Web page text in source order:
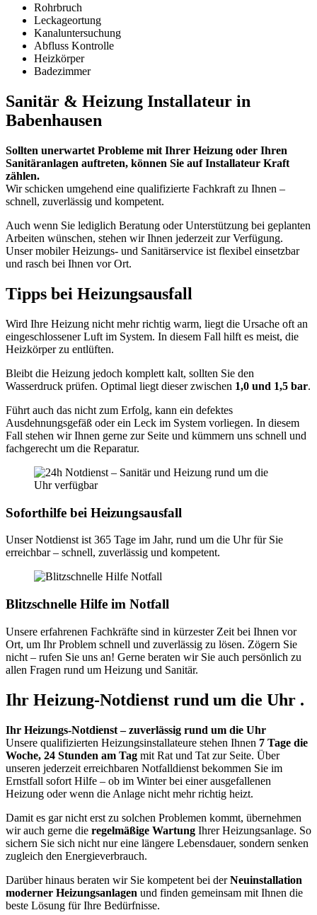
Rohrbruch
Leckageortung
Kanaluntersuchung
Abfluss Kontrolle
Heizkörper
Badezimmer
Sanitär & Heizung Installateur in
Babenhausen
Sollten unerwartet Probleme mit Ihrer Heizung oder Ihren
Sanitäranlagen auftreten, können Sie auf Installateur Kraft
zählen.
Wir schicken umgehend eine qualifizierte Fachkraft zu Ihnen –
schnell, zuverlässig und kompetent.
Auch wenn Sie lediglich Beratung oder Unterstützung bei geplanten
Arbeiten wünschen, stehen wir Ihnen jederzeit zur Verfügung.
Unser mobiler Heizungs- und Sanitärservice ist flexibel einsetzbar
und rasch bei Ihnen vor Ort.
Tipps bei Heizungsausfall
Wird Ihre Heizung nicht mehr richtig warm, liegt die Ursache oft an
eingeschlossener Luft im System. In diesem Fall hilft es meist, die
Heizkörper zu entlüften.
Bleibt die Heizung jedoch komplett kalt, sollten Sie den
Wasserdruck prüfen. Optimal liegt dieser zwischen 1,0 und 1,5 bar.
Führt auch das nicht zum Erfolg, kann ein defektes
Ausdehnungsgefäß oder ein Leck im System vorliegen. In diesem
Fall stehen wir Ihnen gerne zur Seite und kümmern uns schnell und
fachgerecht um die Reparatur.
Soforthilfe bei Heizungsausfall
Unser Notdienst ist 365 Tage im Jahr, rund um die Uhr für Sie
erreichbar – schnell, zuverlässig und kompetent.
Blitzschnelle Hilfe im Notfall
Unsere erfahrenen Fachkräfte sind in kürzester Zeit bei Ihnen vor
Ort, um Ihr Problem schnell und zuverlässig zu lösen. Zögern Sie
nicht – rufen Sie uns an! Gerne beraten wir Sie auch persönlich zu
allen Fragen rund um Heizung und Sanitär.
Ihr Heizung-Notdienst rund um die Uhr .
Ihr Heizungs-Notdienst – zuverlässig rund um die Uhr
Unsere qualifizierten Heizungsinstallateure stehen Ihnen 7 Tage die
Woche, 24 Stunden am Tag mit Rat und Tat zur Seite. Über
unseren jederzeit erreichbaren Notfalldienst bekommen Sie im
Ernstfall sofort Hilfe – ob im Winter bei einer ausgefallenen
Heizung oder wenn die Anlage nicht mehr richtig heizt.
Damit es gar nicht erst zu solchen Problemen kommt, übernehmen
wir auch gerne die regelmäßige Wartung Ihrer Heizungsanlage. So
sichern Sie sich nicht nur eine längere Lebensdauer, sondern senken
zugleich den Energieverbrauch.
Darüber hinaus beraten wir Sie kompetent bei derNeuinstallation
moderner Heizungsanlagen und finden gemeinsam mit Ihnen die
beste Lösung für Ihre Bedürfnisse.